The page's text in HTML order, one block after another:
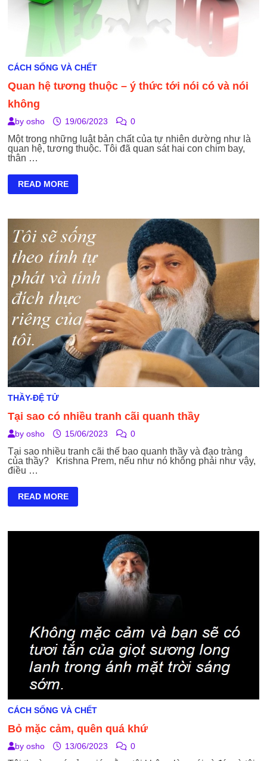
CÁCH SỐNG VÀ CHẾT
Quan hệ tương thuộc – ý thức tới nói có và nói
không
by osho 19/06/2023 0
Một trong những luật bản chất của tự nhiên dường như là
quan hệ, tương thuộc. Tôi đã quan sát hai con chim bay,
thân …
QUAN
–
THỨC
TỚI
NÓI
CÓ
NÓI
KHÔNG
READ MORE
THẦY-ĐỆ TỬ
Tại sao có nhiều tranh cãi quanh thầy
by osho 15/06/2023 0
Tại sao nhiều tranh cãi thế bao quanh thầy và đạo tràng
của thầy? Krishna Prem, nếu như nó không phải như vậy,
điều …
TẠI
TRANH
READ MORE
CÁCH SỐNG VÀ CHẾT
Bỏ mặc cảm, quên quá khứ
by osho 13/06/2023 0